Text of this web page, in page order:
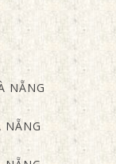
NẴNG
NẴNG